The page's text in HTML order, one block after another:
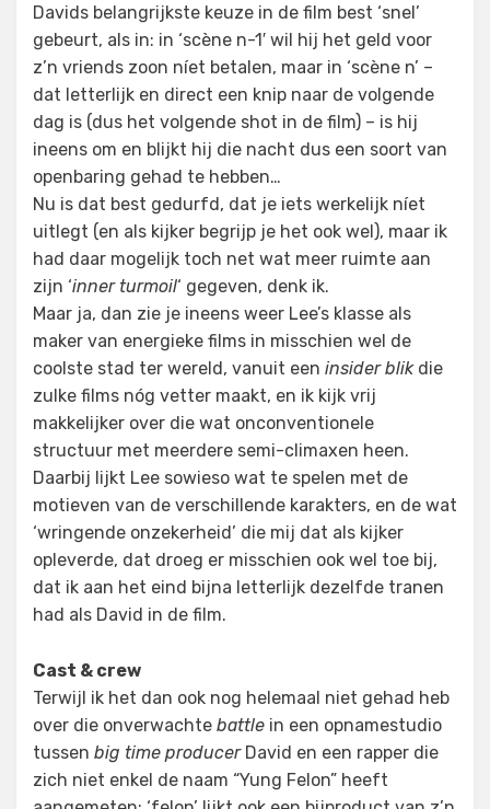
Davids belangrijkste keuze in de film best ‘snel’
gebeurt, als in: in ‘scène n-1′ wil hij het geld voor
z’n vriends zoon níet betalen, maar in ‘scène n’ –
dat letterlijk en direct een knip naar de volgende
dag is (dus het volgende shot in de film) – is hij
ineens om en blijkt hij die nacht dus een soort van
openbaring gehad te hebben…
Nu is dat best gedurfd, dat je iets werkelijk níet
uitlegt (en als kijker begrijp je het ook wel), maar ik
had daar mogelijk toch net wat meer ruimte aan
zijn ‘inner turmoil‘ gegeven, denk ik.
Maar ja, dan zie je ineens weer Lee’s klasse als
maker van energieke films in misschien wel de
coolste stad ter wereld, vanuit een insider blikdie
zulke films nóg vetter maakt, en ik kijk vrij
makkelijker over die wat onconventionele
structuur met meerdere semi-climaxen heen.
Daarbij lijkt Lee sowieso wat te spelen met de
motieven van de verschillende karakters, en de wat
‘wringende onzekerheid’ die mij dat als kijker
opleverde, dat droeg er misschien ook wel toe bij,
dat ik aan het eind bijna letterlijk dezelfde tranen
had als David in de film.
Cast & crew
Terwijl ik het dan ook nog helemaal niet gehad heb
over die onverwachte battle in een opnamestudio
tussen big time producerDavid en een rapper die
zich niet enkel de naam “Yung Felon” heeft